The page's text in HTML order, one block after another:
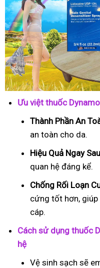
Ưu việt thuốc
Thành Phần An
an toàn cho da.
Hiệu Quả Ngay
quan hệ đáng kể.
Chống Rối Loạn
cứng tốt hơn,
cáp.
Cách sử dụng thuốc
hệ
Vệ sinh sạch sẽ